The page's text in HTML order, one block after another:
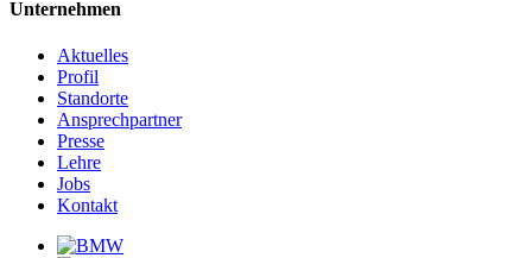
Unternehmen
Aktuelles
Profil
Standorte
Ansprechpartner
Presse
Lehre
Jobs
Kontakt